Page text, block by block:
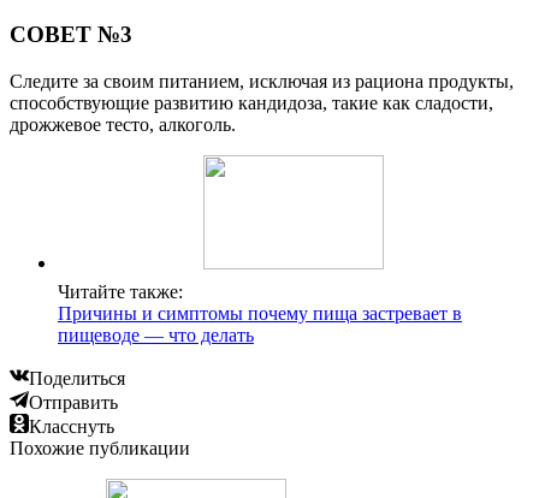
СОВЕТ №3
Следите за своим питанием, исключая из рациона продукты,
способствующие развитию кандидоза, такие как сладости,
дрожжевое тесто, алкоголь.
Читайте также:
Причины и симптомы почему пища застревает в
пищеводе — что делать
Поделиться
Отправить
Класснуть
Похожие публикации